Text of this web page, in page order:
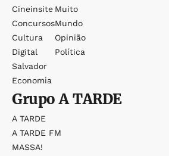
Cineinsite
Concursos
Cultura
Digital
Salvador
Economia
Muito
Mundo
Opinião
Política
GrupoA TARDE
A TARDE
A TARDE FM
MASSA!